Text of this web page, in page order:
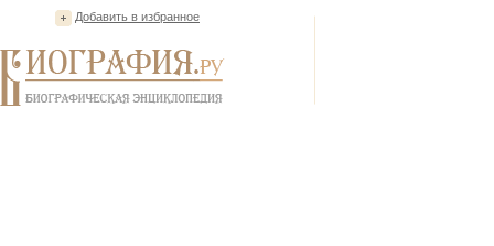
Добавить в избранное